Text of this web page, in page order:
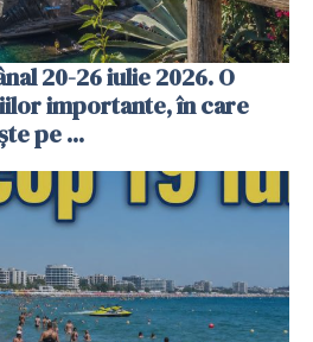
20-26 iulie 2026. O
importante, în care
pe ...